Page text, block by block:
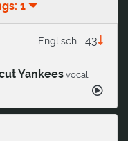
1
43
Englisch
Yankees vocal